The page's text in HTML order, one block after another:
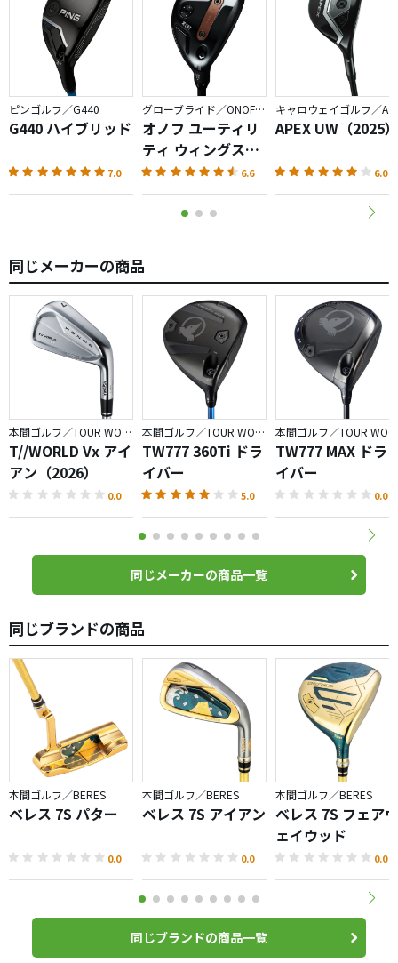
ピンゴルフ／G440
G440 ハイブリッド
7.0
グローブライド／ONOFF AKA
オノフ ユーティリ
ティ ウィングス
AKA（2026）
6.6
APEX UW（2025）
6.0
同じメーカーの商品
本間ゴルフ／TOUR WORLD
T//WORLD Vx アイ
アン（2026）
0.0
本間ゴルフ／TOUR WORLD
TW777 360Ti ドラ
イバー
5.0
TW777 MAX ドラ
イバー
0.0
同じメーカーの商品一覧
同じブランドの商品
本間ゴルフ／BERES
ベレス 7S パター
0.0
本間ゴルフ／BERES
ベレス 7S アイアン
0.0
本間ゴルフ／BERES
ベレス 7S フェアウ
ェイウッド
0.0
同じブランドの商品一覧